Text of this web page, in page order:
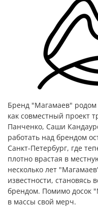
Бренд "Магамаев" родом
как совместный проект
Панченко, Саши
работать над брендом
Санкт-Петербург, где
плотно врастая в
несколько лет
известности, становясь
брендом. Помимо досок
в массы свой мерч.